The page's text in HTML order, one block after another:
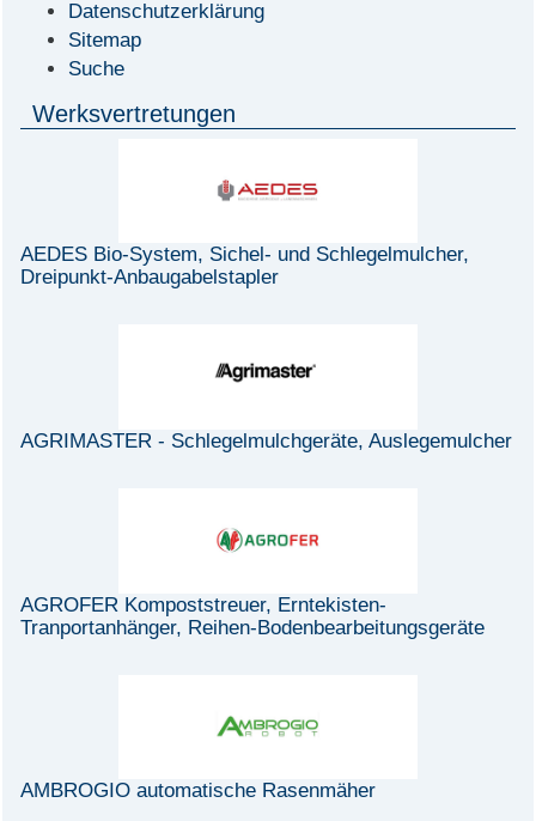
Datenschutzerklärung
Sitemap
Suche
Werksvertretungen
AEDES Bio-System, Sichel- und Schlegelmulcher,
Dreipunkt-Anbaugabelstapler
AGRIMASTER - Schlegelmulchgeräte, Auslegemulcher
AGROFER Kompoststreuer, Erntekisten-
Tranportanhänger, Reihen-Bodenbearbeitungsgeräte
AMBROGIO automatische Rasenmäher